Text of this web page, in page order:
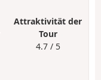
Attraktivität der
Tour
4.7 / 5